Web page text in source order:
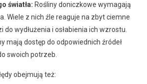
światła: Rośliny doniczkowe wymagają
Wiele z nich źle reaguje na zbyt ciemne
do wydłużenia i osłabienia ich wzrostu.
mają dostęp do odpowiednich źródeł
swoich potrzeb.
obejmują też: